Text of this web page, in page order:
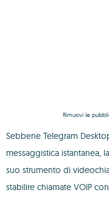
Rimuovi le
Sebbene Telegram
messaggistica istantanea,
suo strumento di
stabilire chiamate VOIP